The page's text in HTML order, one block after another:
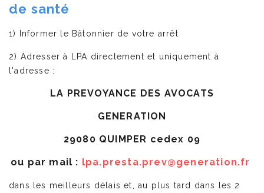
de santé
1) Informer le Bâtonnier de votre arrêt
2) Adresser à LPA directement et uniquement à
l'adresse :
LA PREVOYANCE DES AVOCATS
GENERATION
29080 QUIMPER cedex 09
ou par mail : lpa.presta.prev@generation.fr
dans les meilleurs délais et, au plus tard dans les 2